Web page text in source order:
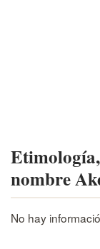
nombre
No hay